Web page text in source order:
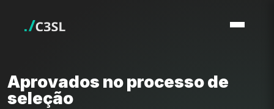
Aprovados no processo de
seleção